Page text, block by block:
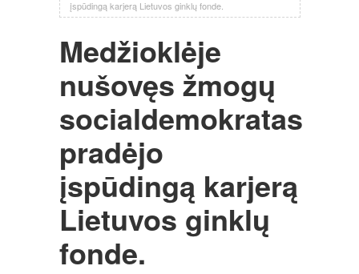
įspūdingą karjerą Lietuvos ginklų fonde.
Medžioklėje
nušovęs žmogų
socialdemokratas
pradėjo
įspūdingą karjerą
Lietuvos ginklų
fonde.